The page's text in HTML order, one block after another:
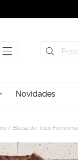
Novidades
/ Blusa de Tricô Feminina